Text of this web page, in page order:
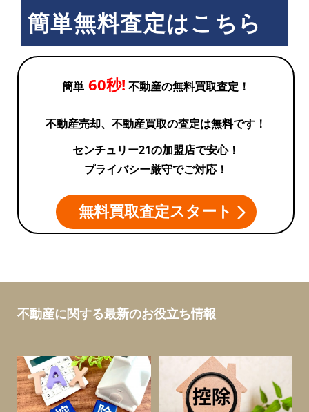
簡単無料査定はこちら
簡単 60秒! 不動産の無料買取査定！
不動産売却、不動産買取の査定は無料です！
センチュリー21の加盟店で安心！
プライバシー厳守でご対応！
無料買取査定スタート
不動産に関する最新のお役立ち情報